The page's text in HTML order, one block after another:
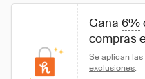
Gana 6%
compras
Se aplican las
exclusiones.